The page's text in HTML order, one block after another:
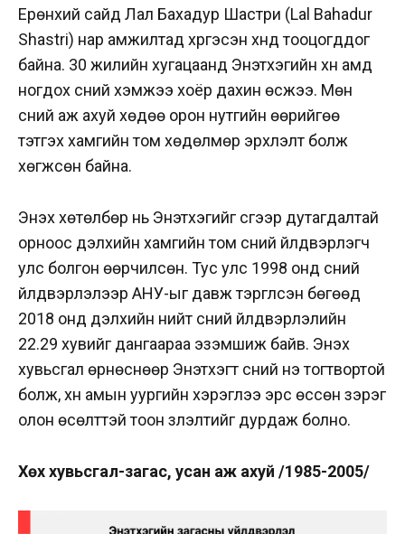
Ерөнхий сайд Лал Бахадур Шастри (Lal Bahadur
Shastri) нар амжилтад хүргэсэн хүнд тооцогддог
байна. 30 жилийн хугацаанд Энэтхэгийн хүн амд
ногдох сүүний хэмжээ хоёр дахин өсжээ. Мөн
сүүний аж ахуй хөдөө орон нутгийн өөрийгөө
тэтгэх хамгийн том хөдөлмөр эрхлэлт болж
хөгжсөн байна.
Энэхүү хөтөлбөр нь Энэтхэгийг сүүгээр дутагдалтай
орноос дэлхийн хамгийн том сүүний үйлдвэрлэгч
улс болгон өөрчилсөн. Тус улс 1998 онд сүүний
үйлдвэрлэлээр АНУ-ыг давж тэргүүлсэн бөгөөд
2018 онд дэлхийн нийт сүүний үйлдвэрлэлийн
22.29 хувийг дангаараа эзэмшиж байв. Энэхүү
хувьсгал өрнөснөөр Энэтхэгт сүүний үнэ тогтвортой
болж, хүн амын уургийн хэрэглээ эрс өссөн зэрэг
олон өсөлттэй тоон үзүүлэлтийг дурдаж болно.
Хөх хувьсгал-загас, усан аж ахуй /1985-2005/